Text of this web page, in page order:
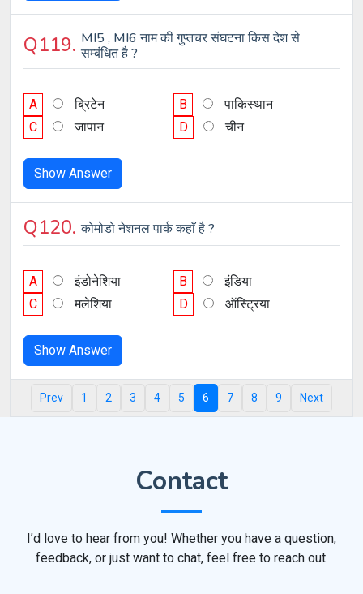
Q119.MI5 , MI6 नाम की गुप्तचर संघटना किस देश से
सम्बंधित है ?
A ब्रिटेन B
पाकिस्थान
C
जापान D चीन
Show Answer
Q120.कोमोडो नेशनल पार्क कहाँ है ?
A इंडोनेशिया B
इंडिया
C
मलेशिया D ऑस्ट्रिया
Show Answer
Prev 1 2 3 4 5 6 7 8 9 Next
Contact
I’d love to hear from you! Whether you have a question,
feedback, or just want to chat, feel free to reach out.